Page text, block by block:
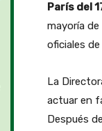
París del
mayoría
oficiales
La
actuar en
Después